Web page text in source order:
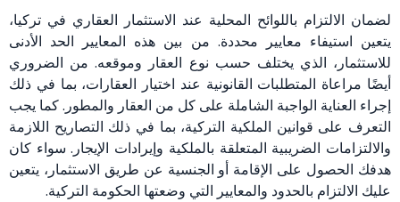
لضمان الالتزام باللوائح المحلية عند الاستثمار العقاري في تركيا،
يتعين استيفاء معايير محددة. من بين هذه المعايير الحد الأدنى
للاستثمار، الذي يختلف حسب نوع العقار وموقعه. من الضروري
أيضًا مراعاة المتطلبات القانونية عند اختيار العقارات، بما في ذلك
إجراء العناية الواجبة الشاملة على كل من العقار والمطور. كما يجب
التعرف على قوانين الملكية التركية، بما في ذلك التصاريح اللازمة
والالتزامات الضريبية المتعلقة بالملكية وإيرادات الإيجار. سواء كان
هدفك الحصول على الإقامة أو الجنسية عن طريق الاستثمار، يتعين
عليك الالتزام بالحدود والمعايير التي وضعتها الحكومة التركية.